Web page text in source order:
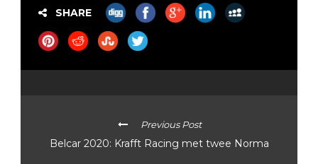
SHARE
Previous Post
Belcar 2020: Krafft Racing met twee Norma